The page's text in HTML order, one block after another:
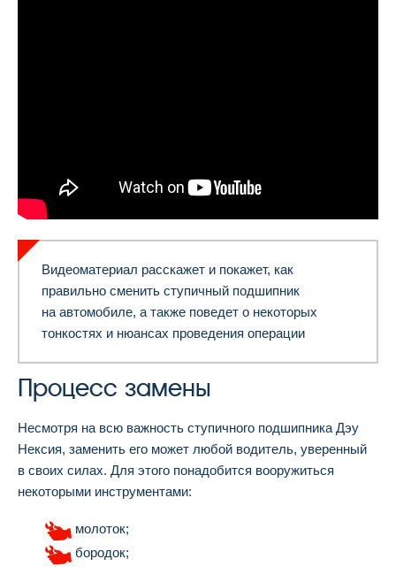
Видеоматериал расскажет и покажет, как
правильно сменить ступичный подшипник
на автомобиле, а также поведет о некоторых
тонкостях и нюансах проведения операции
Процесс замены
Несмотря на всю важность ступичного подшипника Дэу
Нексия, заменить его может любой водитель, уверенный
в своих силах. Для этого понадобится вооружиться
некоторыми инструментами:
молоток;
бородок;